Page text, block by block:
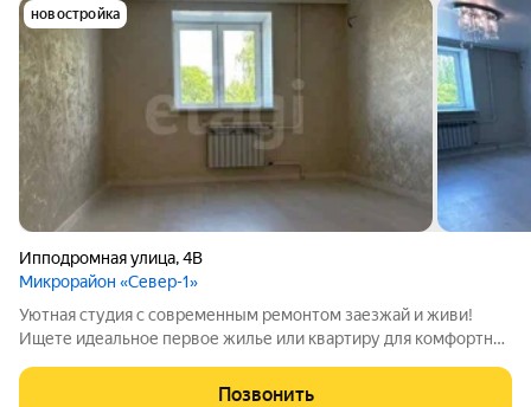
новостройка
Ипподромная улица,4В
Микрорайон «Север-1»
Уютная студия с современным ремонтом заезжай и живи!
Ищете идеальное первое жилье или квартиру для комфортной
вам здесь понравится: Дом 2020 года: современный
Позвонить